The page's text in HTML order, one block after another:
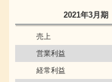
2021年3月期
売上
営業利益
経常利益